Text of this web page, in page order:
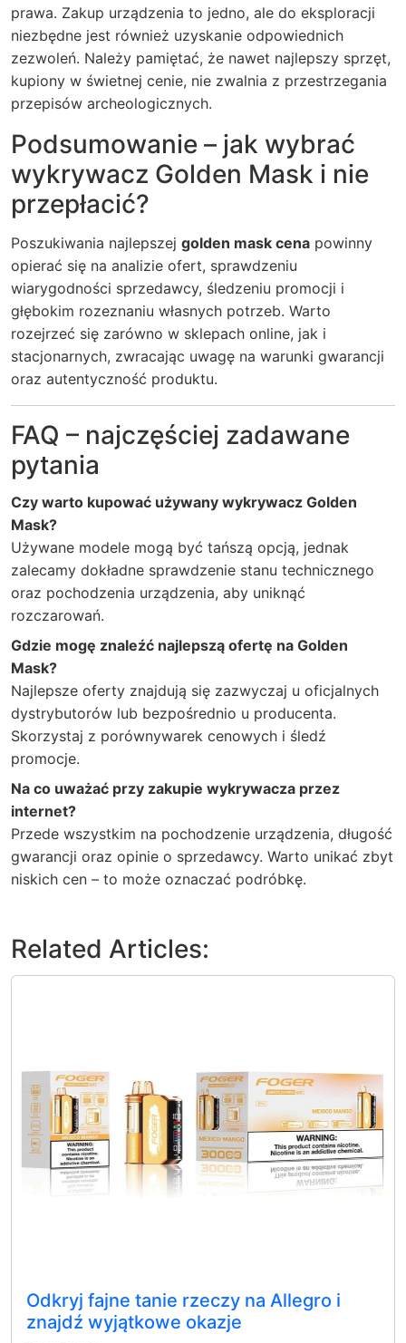
prawa. Zakup urządzenia to jedno, ale do eksploracji
niezbędne jest również uzyskanie odpowiednich
zezwoleń. Należy pamiętać, że nawet najlepszy sprzęt,
kupiony w świetnej cenie, nie zwalnia z przestrzegania
przepisów archeologicznych.
Podsumowanie – jak wybrać
wykrywacz Golden Mask i nie
przepłacić?
Poszukiwania najlepszej golden mask cena powinny
opierać się na analizie ofert, sprawdzeniu
wiarygodności sprzedawcy, śledzeniu promocji i
głębokim rozeznaniu własnych potrzeb. Warto
rozejrzeć się zarówno w sklepach online, jak i
stacjonarnych, zwracając uwagę na warunki gwarancji
oraz autentyczność produktu.
FAQ – najczęściej zadawane
pytania
Czy warto kupować używany wykrywacz Golden
Mask?
Używane modele mogą być tańszą opcją, jednak
zalecamy dokładne sprawdzenie stanu technicznego
oraz pochodzenia urządzenia, aby uniknąć
rozczarowań.
Gdzie mogę znaleźć najlepszą ofertę na Golden
Mask?
Najlepsze oferty znajdują się zazwyczaj u oficjalnych
dystrybutorów lub bezpośrednio u producenta.
Skorzystaj z porównywarek cenowych i śledź
promocje.
Na co uważać przy zakupie wykrywacza przez
internet?
Przede wszystkim na pochodzenie urządzenia, długość
gwarancji oraz opinie o sprzedawcy. Warto unikać zbyt
niskich cen – to może oznaczać podróbkę.
Related Articles:
Odkryj fajne tanie rzeczy na Allegro i
znajdź wyjątkowe okazje